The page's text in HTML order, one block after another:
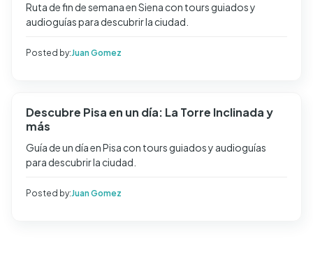
Ruta de fin de semana en Siena con tours guiados y
audioguías para descubrir la ciudad.
Posted by:Juan Gomez
Descubre Pisa en un día: La Torre Inclinada y
más
Guía de un día en Pisa con tours guiados y audioguías
para descubrir la ciudad.
Posted by:Juan Gomez